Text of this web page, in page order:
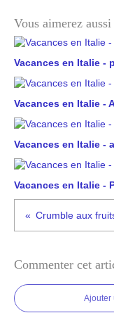
Vous aimerez aussi
Vacances en Italie -
Vacances en Italie -
Vacances en Italie -
Vacances en Italie -
Crumble aux
Commenter cet
Ajouter